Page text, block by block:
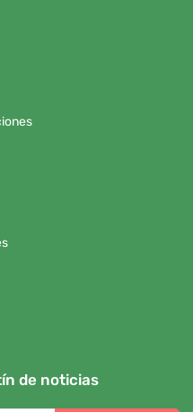
de noticias